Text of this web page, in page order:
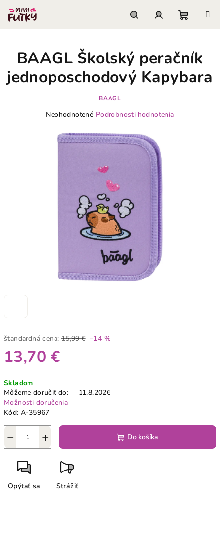
obsah
košík
štandardná cena: 15,99 € –14 %
13,70 €
cena:
Skladom
Môžeme doručiť do:
11.8.2026
Možnosti doručenia
Kód: A-35967
+
− Do košíka
Opýtať sa Strážiť
BAAGL Školský peračník
jednoposchodový Kapybara
BAAGL
Priemerné
produktu
Neohodnotené Podrobnosti hodnotenia